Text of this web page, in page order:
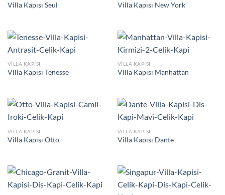
Villa Kapısı Seul Villa Kapısı New York
VILLA KAPISI
Villa Kapısı Tenesse
VILLA KAPISI
Villa Kapısı Manhattan
VILLA KAPISI
Villa Kapısı Otto
VILLA KAPISI
Villa Kapısı Dante